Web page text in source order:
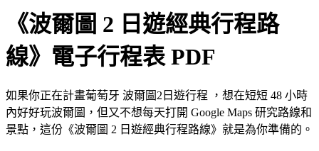
線》
電
行
程
表
《波爾圖 2 日遊經典行程路
線》電子行程表 PDF
如果你正在計畫葡萄牙 波爾圖2日遊行程 ，想在短短 48 小時
內好好玩波爾圖，但又不想每天打開 Google Maps 研究路線和
景點，這份《波爾圖 2 日遊經典行程路線》就是為你準備的。